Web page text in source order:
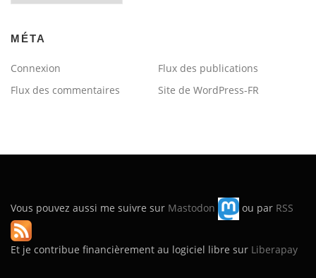
MÉTA
Connexion
Flux des publications
Flux des commentaires
Site de WordPress-FR
Vous pouvez aussi me suivre sur Mastodon ou par RSS
Et je contribue financièrement au logiciel libre sur Liberapay